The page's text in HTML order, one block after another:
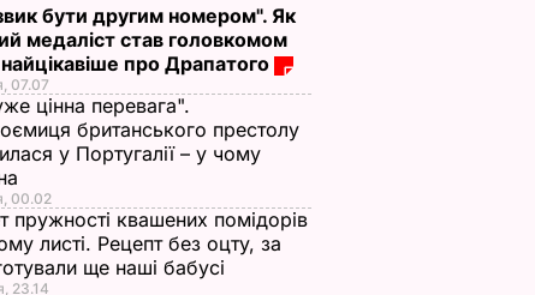
бути другим номером". Як
медаліст став головкомом
про Драпатого
07.07
цінна перевага".
британського престолу
у Португалії – у чому
00.02
пружності квашених помідорів
листі. Рецепт без оцту, за
ще наші бабусі
23.14